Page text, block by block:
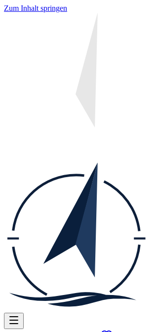
Zum Inhalt springen